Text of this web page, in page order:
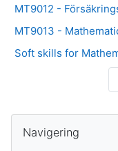
MT9012 -
MT9013 -
Soft skills for
Block
Navigering